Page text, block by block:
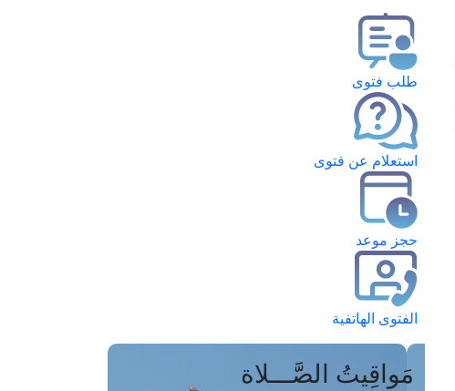
طلب فتوى
استعلام عن فتوى
حجز موعد
الفتوى الهاتفية
مَواقِيتُ الصَّـــلاة